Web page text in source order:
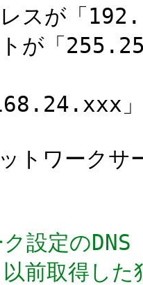
スが「
トが「
」
トワーク
設定のDNS
前取得した